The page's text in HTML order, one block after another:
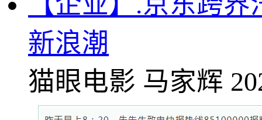
新浪潮
猫眼电影 马家辉